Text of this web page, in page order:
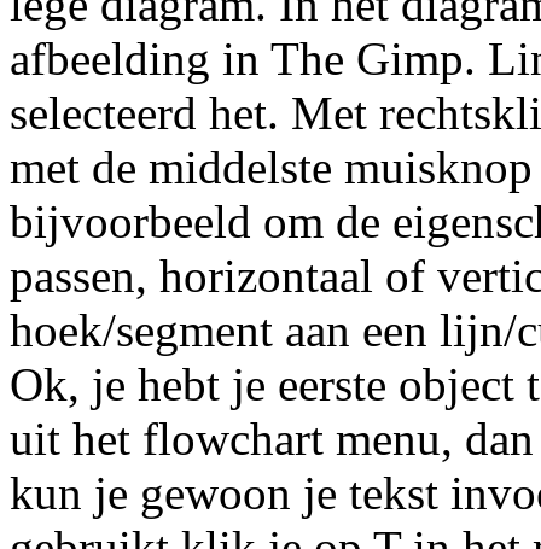
afbeelding in The Gimp.
selecteerd het. Met
met de middelste
bijvoorbeeld om de
passen, horizontaal of
hoek/segment aan een
Ok, je hebt je eerste object
uit het flowchart menu,
kun je gewoon je tekst